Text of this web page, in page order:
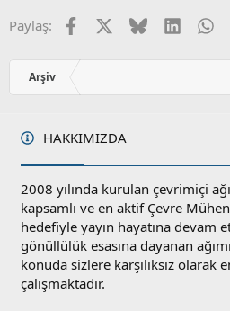
Paylaş: Facebook Bluesky
Arşiv
HAKKIMIZDA
2008 yılında kurulan çevrimiçi
kapsamlı ve en aktif Çevre
hedefiyle yayın hayatına devam
gönüllülük esasına dayanan
konuda sizlere karşılıksız
çalışmaktadır.